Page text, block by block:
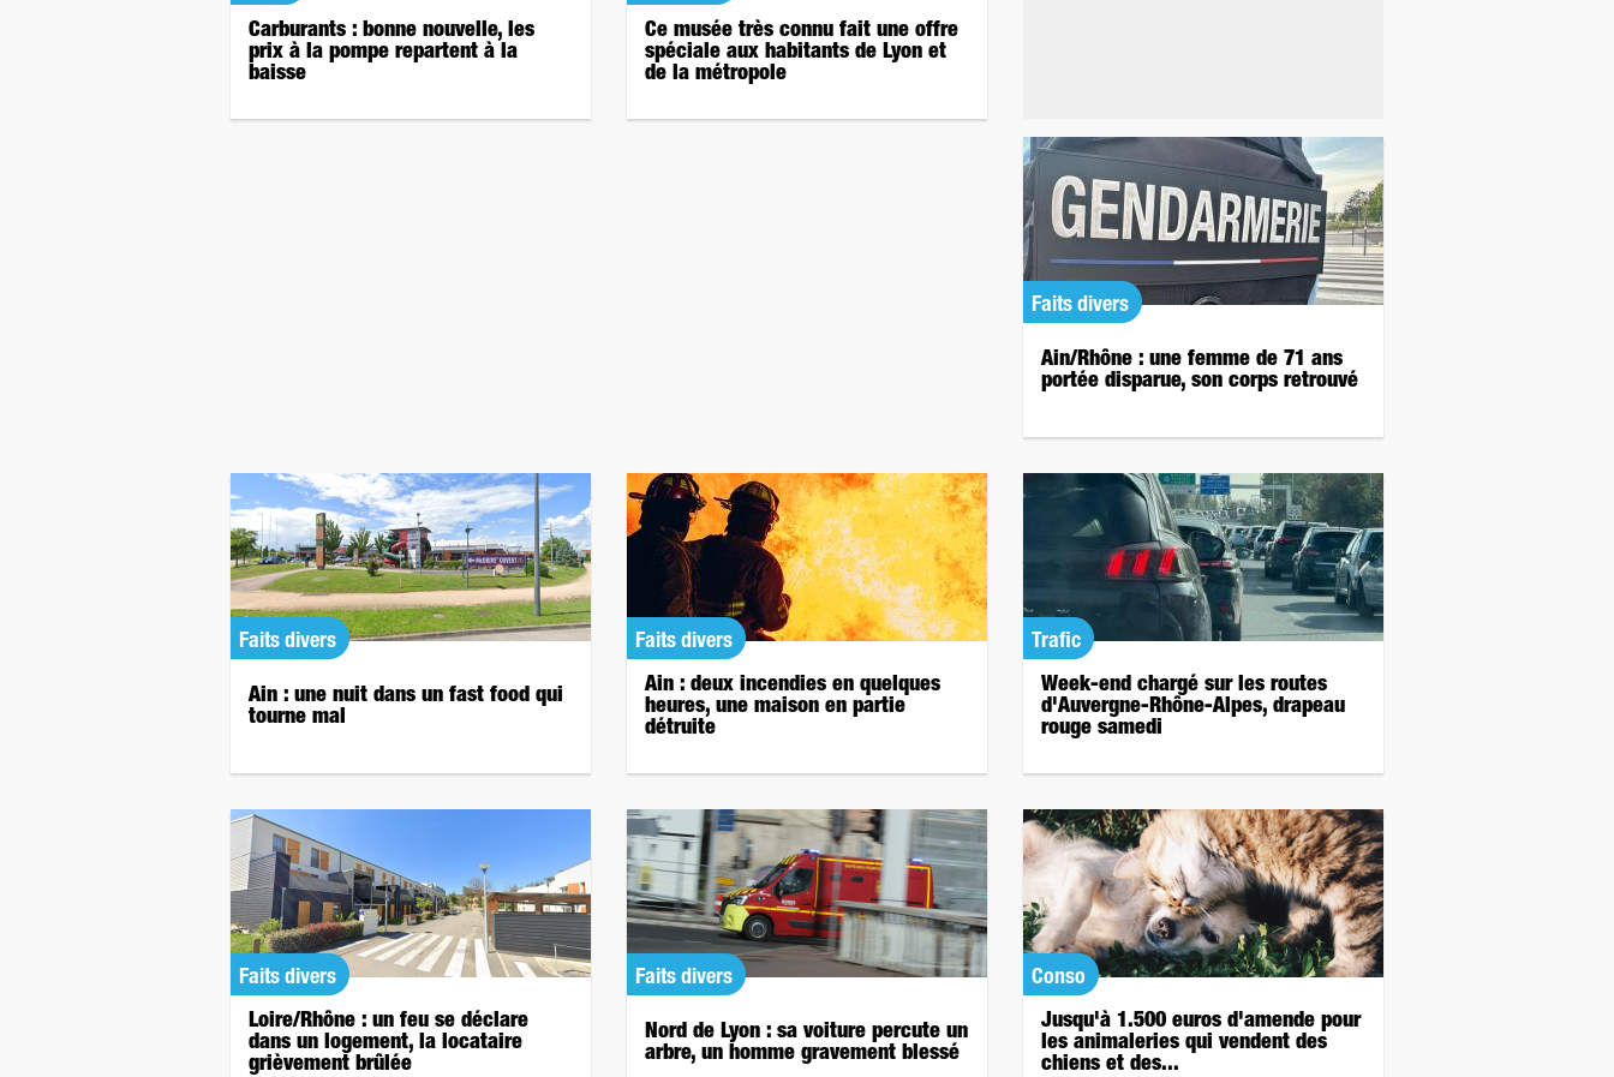
Carburants : bonne nouvelle, les
prix à la pompe repartent à la
baisse
Ce musée très connu fait une offre
spéciale aux habitants de Lyon et
de la métropole
Faits divers
Ain/Rhône : une femme de 71 ans
portée disparue, son corps retrouvé
Faits divers
Ain : une nuit dans un fast food qui
tourne mal
Faits divers
Ain : deux incendies en quelques
heures, une maison en partie
détruite
Trafic
Week-end chargé sur les routes
d'Auvergne-Rhône-Alpes, drapeau
rouge samedi
Faits divers
Loire/Rhône : un feu se déclare
dans un logement, la locataire
grièvement brûlée
Faits divers
Nord de Lyon : sa voiture percute un
arbre, un homme gravement blessé
Conso
Jusqu'à 1.500 euros d'amende pour
les animaleries qui vendent des
chiens et des...